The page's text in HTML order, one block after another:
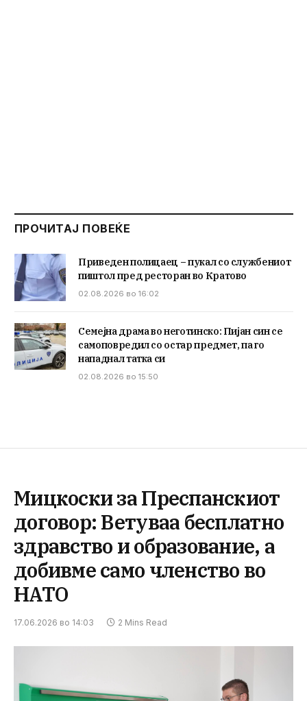
ПРОЧИТАЈ ПОВЕЌЕ
Приведен полицаец – пукал со службениот
пиштол пред ресторан во Кратово
02.08.2026 во 16:02
Семејна драма во неготинско: Пијан син се
самоповредил со остар предмет, па го
нападнал татка си
02.08.2026 во 15:50
Мицкоски за Преспанскиот
договор: Ветуваа бесплатно
здравство и образование, а
добивме само членство во
НАТО
17.06.2026 во 14:03 2 Mins Read